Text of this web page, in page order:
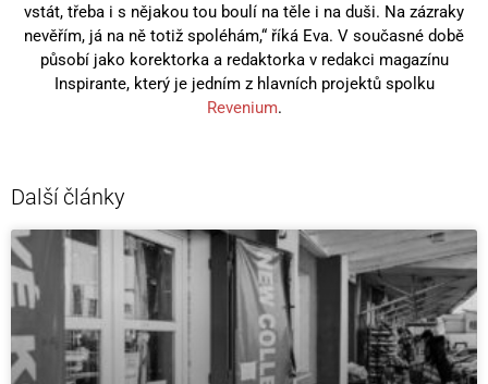
vstát, třeba i s nějakou tou boulí na těle i na duši. Na zázraky
nevěřím, já na ně totiž spoléhám,“ říká Eva. V současné době
působí jako korektorka a redaktorka v redakci magazínu
Inspirante, který je jedním z hlavních projektů spolku
Revenium.
Další články